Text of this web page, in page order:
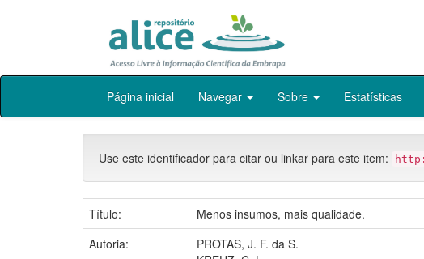
Skip
Página inicial Navegar Sobre Estatísticas
Use este identificador para citar ou linkar para este item:
Título:
Menos insumos, mais qualidade.
Autoria:
PROTAS, J. F. da S.